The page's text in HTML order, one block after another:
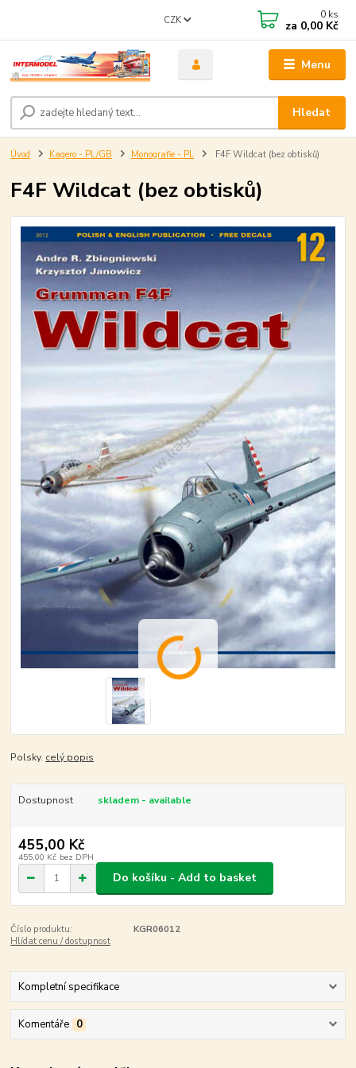
Menu
CZK
Hledat
0 ks
za 0,00 Kč
Úvod Kagero - PL/GB Monografie - PL F4F Wildcat (bez obtisků)
F4F Wildcat (bez obtisků)
Polsky. celý popis
Dostupnost skladem - available
455,00 Kč
455,00 Kč bez DPH
Do košíku - Add to basket
Číslo produktu:
KGR06012
Hlídat cenu / dostupnost
Kompletní specifikace
Komentáře 0